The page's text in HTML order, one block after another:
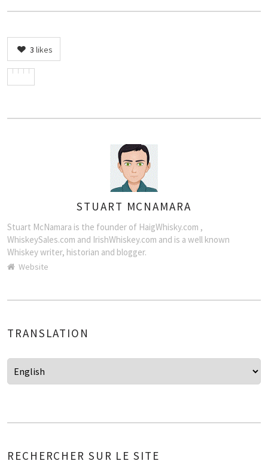
3 likes
STUART MCNAMARA
Stuart McNamara is the founder of HaigWhisky.com ,
WhiskeySales.com and IrishWhiskey.com and is a well known
Whiskey writer, historian and blogger.
Website
TRANSLATION
RECHERCHER SUR LE SITE